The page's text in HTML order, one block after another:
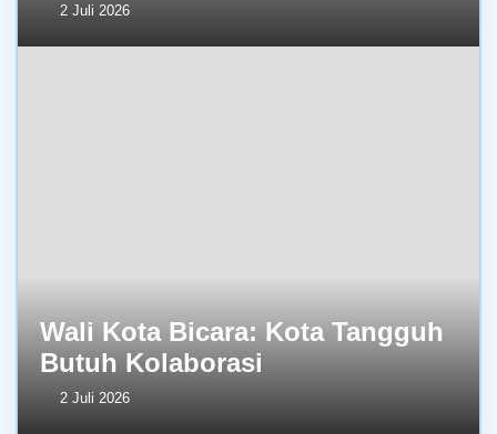
2 Juli 2026
Wali Kota Bicara: Kota Tangguh
Butuh Kolaborasi
2 Juli 2026